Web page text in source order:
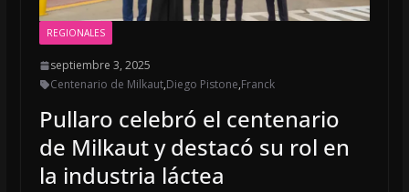
REGIONALES
septiembre 3, 2025
Centenario de Milkaut,Diego Pistone,Franck
Pullaro celebró el centenario
de Milkaut y destacó su rol en
la industria láctea